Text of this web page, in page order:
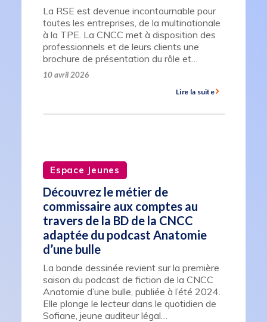
La RSE est devenue incontournable pour
toutes les entreprises, de la multinationale
à la TPE. La CNCC met à disposition des
professionnels et de leurs clients une
brochure de présentation du rôle et…
10 avril 2026
Lire la suite
Espace Jeunes
Découvrez le métier de
commissaire aux comptes au
travers de la BD de la CNCC
adaptée du podcast Anatomie
d’une bulle
La bande dessinée revient sur la première
saison du podcast de fiction de la CNCC
Anatomie d’une bulle, publiée à l’été 2024.
Elle plonge le lecteur dans le quotidien de
Sofiane, jeune auditeur légal…